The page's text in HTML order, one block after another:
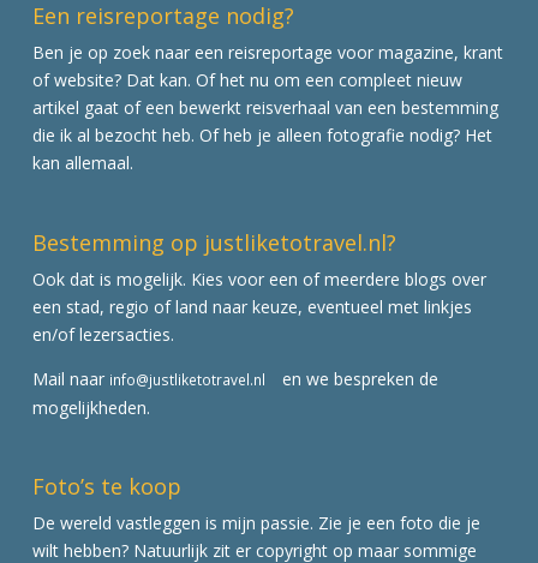
Een reisreportage nodig?
Ben je op zoek naar een reisreportage voor magazine, krant
of website? Dat kan. Of het nu om een compleet nieuw
artikel gaat of een bewerkt reisverhaal van een bestemming
die ik al bezocht heb. Of heb je alleen fotografie nodig? Het
kan allemaal.
Bestemming op justliketotravel.nl?
Ook dat is mogelijk. Kies voor een of meerdere blogs over
een stad, regio of land naar keuze, eventueel met linkjes
en/of lezersacties.
Mail naar info@justliketotravel.nl
en we bespreken de
mogelijkheden.
Foto’s te koop
De wereld vastleggen is mijn passie. Zie je een foto die je
wilt hebben? Natuurlijk zit er copyright op maar sommige